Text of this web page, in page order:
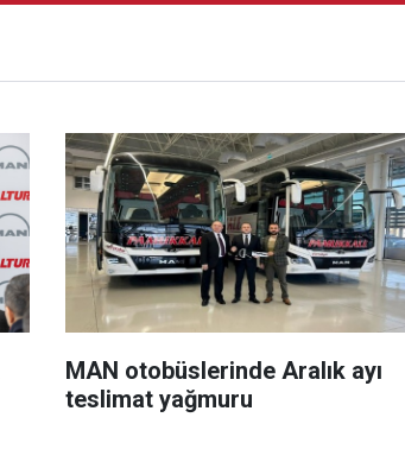
MAN otobüslerinde Aralık ayı
teslimat yağmuru